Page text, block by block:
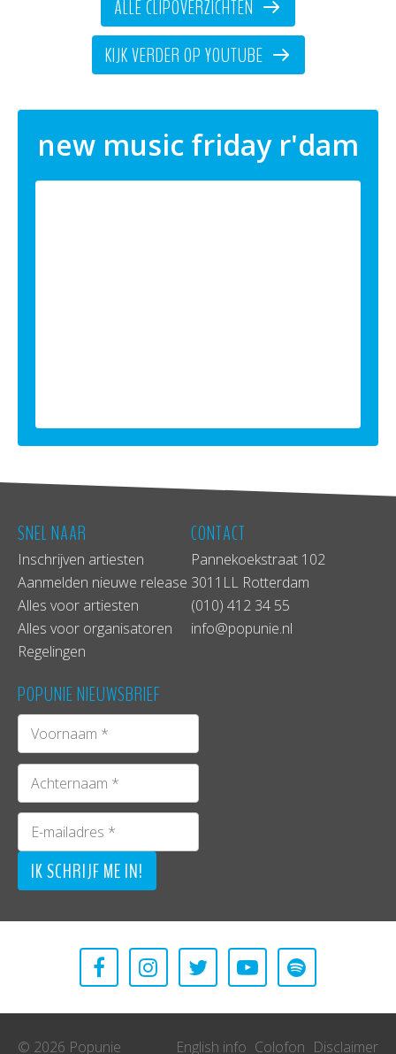
ALLE CLIPOVERZICHTEN
KIJK VERDER OP YOUTUBE
new music friday r'dam
SNEL NAAR
Inschrijven artiesten
Aanmelden nieuwe release
Alles voor artiesten
Alles voor organisatoren
Regelingen
CONTACT
Pannekoekstraat 102
3011LL Rotterdam
(010) 412 34 55
info@popunie.nl
POPUNIE NIEUWSBRIEF
© 2026 Popunie English info Colofon Disclaimer